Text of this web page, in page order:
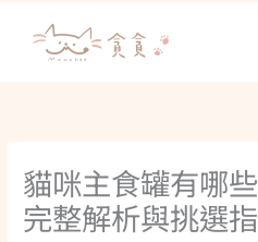
貓咪主食罐有哪
完整解析與挑選